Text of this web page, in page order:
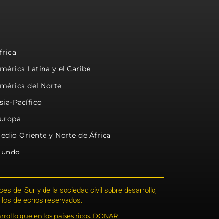
Latina y el Caribe
del Norte
Pacífico
Oriente y Norte de África
del Sur y de la sociedad civil sobre desarrollo,
derechos reservados.
que en los países ricos. DONAR